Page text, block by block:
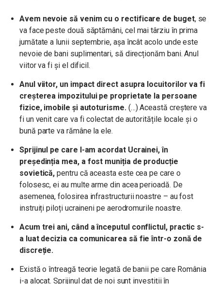
Avem nevoie să venim cu o rectificare de buget, se
va face peste două săptămâni, cel mai târziu în prima
jumătate a lunii septembrie, așa încât acolo unde este
nevoie de bani suplimentari, să direcționăm bani. Anul
viitor va fi și el dificil.
Anul viitor, un impact direct asupra locuitorilor va fi
creșterea impozitului pe proprietate la persoane
fizice, imobile și autoturisme. (…) Această creștere va
fi un venit care va fi colectat de autoritățile locale și o
bună parte va rămâne la ele.
Sprijinul pe care l-am acordat Ucrainei, în
președinția mea, a fost muniția de producție
sovietică, pentru că aceasta este cea pe care o
folosesc, ei au multe arme din acea perioadă. De
asemenea, folosirea infrastructurii noastre – au fost
instruiți piloți ucraineni pe aerodromurile noastre.
Acum trei ani, când a începutul conflictul, practic s-
a luat decizia ca comunicarea să fie într-o zonă de
discreție.
Există o întreagă teorie legată de banii pe care România
i-a alocat. Sprijinul dat de noi sunt investiții în